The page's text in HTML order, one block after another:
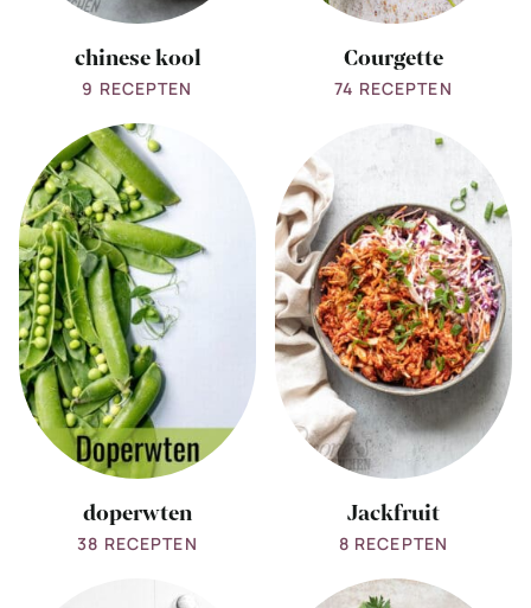
chinese kool
9 RECEPTEN
Courgette
74 RECEPTEN
View
all
doperwten
doperwten
38 RECEPTEN
Jackfruit
Jackfruit
8 RECEPTEN
View
View